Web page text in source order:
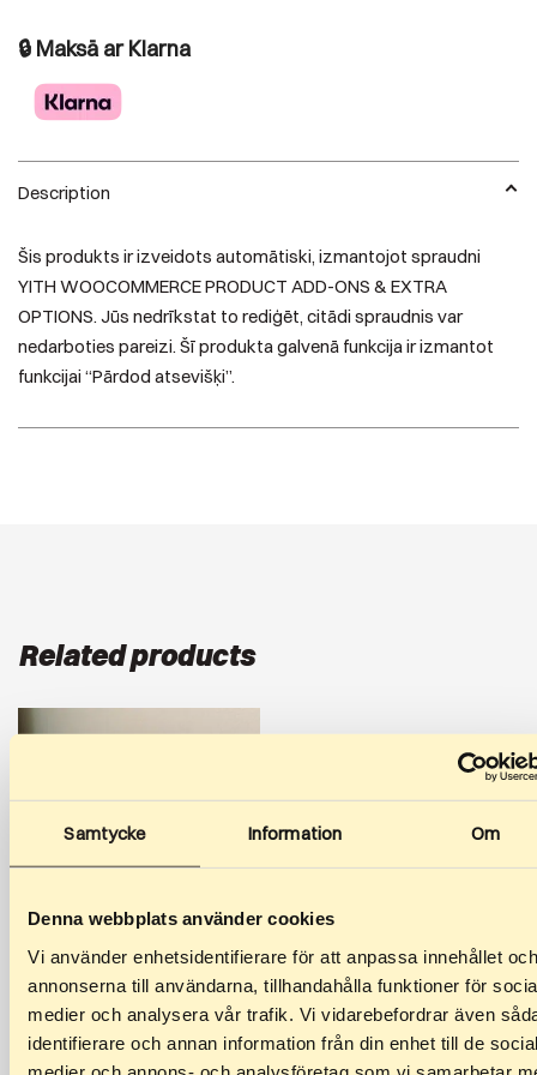
Samtycke Information Om
Denna webbplats använder cookies
Vi använder enhetsidentifierare för att anpassa innehållet och
annonserna till användarna, tillhandahålla funktioner för
medier och analysera vår trafik. Vi vidarebefordrar även
identifierare och annan information från din enhet till de
🔒 Maksā ar Klarna
Description
Šis produkts ir izveidots automātiski, izmantojot spraudni
YITH WOOCOMMERCE PRODUCT ADD-ONS & EXTRA
OPTIONS. Jūs nedrīkstat to rediģēt, citādi spraudnis var
nedarboties pareizi. Šī produkta galvenā funkcija ir izmantot
funkcijai “Pārdod atsevišķi”.
Related products